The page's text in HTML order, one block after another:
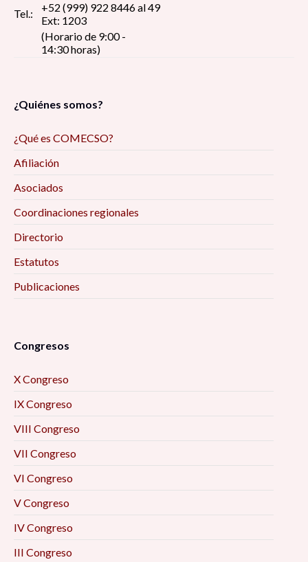
Tel.:
+52 (999) 922 8446 al 49
Ext: 1203
(Horario de 9:00 -
14:30 horas)
¿Quiénes somos?
¿Qué es COMECSO?
Afiliación
Asociados
Coordinaciones regionales
Directorio
Estatutos
Publicaciones
Congresos
X Congreso
IX Congreso
VIII Congreso
VII Congreso
VI Congreso
V Congreso
IV Congreso
III Congreso